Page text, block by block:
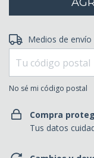
Entregas para el CP:
Medios de envío
No sé mi código postal
Compra
Tus datos